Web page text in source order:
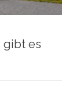
gibt es